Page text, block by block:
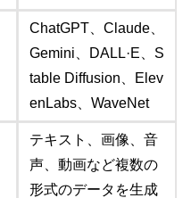
ChatGPT、Claude、
Gemini、DALL·E、S
table Diffusion、Elev
enLabs、WaveNet
テキスト、画像、音
声、動画など複数の
形式のデータを生成